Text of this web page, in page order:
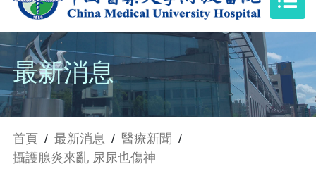
最新消息
首頁 / 最新消息 / 醫療新聞 /
攝護腺炎來亂 尿尿也傷神